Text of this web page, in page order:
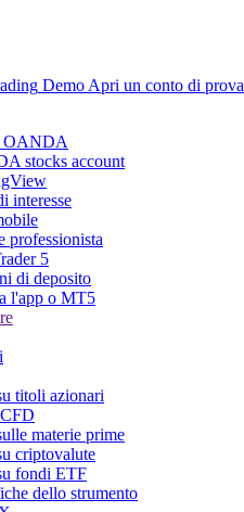
Demo Apri un conto di prova
OANDA
stocks account
interesse
professionista
5
di deposito
l'app o MT5
titoli azionari
materie prime
criptovalute
fondi ETF
dello strumento